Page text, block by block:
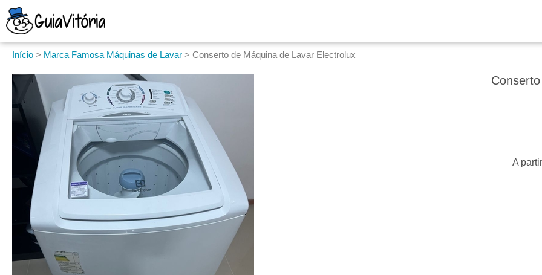
Início > Marca Famosa Máquinas de Lavar > Conserto de Máquina de Lavar Electrolux
A